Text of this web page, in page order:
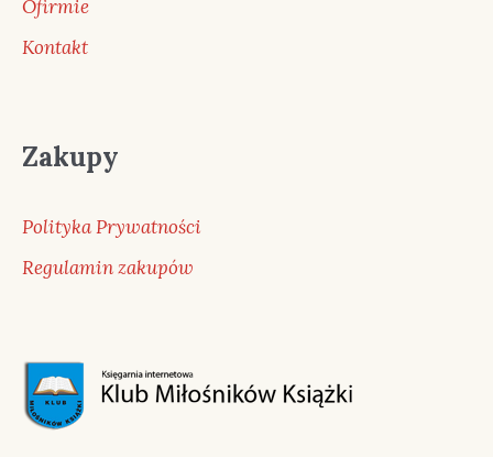
Ofirmie
Kontakt
Zakupy
Polityka Prywatności
Regulamin zakupów